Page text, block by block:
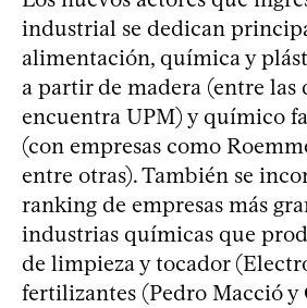
industrial se dedican
alimentación, química y
a partir de madera (entre las
encuentra UPM) y químico
(con empresas como
entre otras). También se
ranking de empresas más
industrias químicas que
de limpieza y tocador
fertilizantes (Pedro Macció y